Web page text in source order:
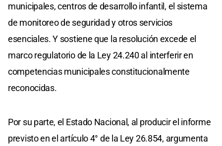
municipales, centros de desarrollo infantil, el sistema
de monitoreo de seguridad y otros servicios
esenciales. Y sostiene que la resolución excede el
marco regulatorio de la Ley 24.240 al interferir en
competencias municipales constitucionalmente
reconocidas.
Por su parte, el Estado Nacional, al producir el informe
previsto en el artículo 4° de la Ley 26.854, argumenta